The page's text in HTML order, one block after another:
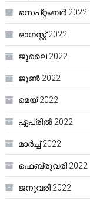
സെപ്റ്റംബർ 2022
ഓഗസ്റ്റ്‌ 2022
ജൂലൈ 2022
ജൂൺ 2022
മെയ്‌ 2022
ഏപ്രിൽ 2022
മാർച്ച്‌ 2022
ഫെബ്രുവരി 2022
ജനുവരി 2022